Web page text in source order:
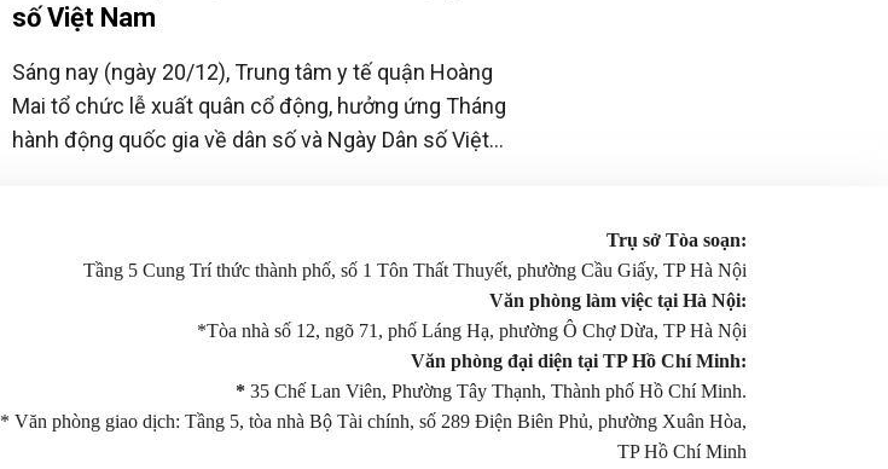
số Việt Nam
Sáng nay (ngày 20/12), Trung tâm y tế quận Hoàng
Mai tổ chức lễ xuất quân cổ động, hưởng ứng Tháng
hành động quốc gia về dân số và Ngày Dân số Việt
Trụ sở Tòa soạn:
Tầng 5 Cung Trí thức thành phố, số 1 Tôn Thất Thuyết, phường Cầu Giấy, TP Hà Nội
Văn phòng làm việc tại Hà Nội:
*Tòa nhà số 12, ngõ 71, phố Láng Hạ, phường Ô Chợ Dừa, TP Hà Nội
Văn phòng đại diện tại TP Hồ Chí Minh:
* 35 Chế Lan Viên, Phường Tây Thạnh, Thành phố Hồ Chí Minh.
* Văn phòng giao dịch: Tầng 5, tòa nhà Bộ Tài chính, số 289 Điện Biên Phủ, phường Xuân Hòa,
TP Hồ Chí Minh